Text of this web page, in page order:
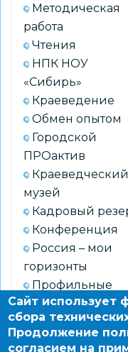
Методическая
работа
Чтения
НПК НОУ
«Сибирь»
Краеведение
Обмен опытом
Городской
ПРОактив
Краеведческий
музей
Кадровый
Конференция
Россия – мои
горизонты
Профильные
смены
Сайт использует
сбора
Продолжение
согласием на